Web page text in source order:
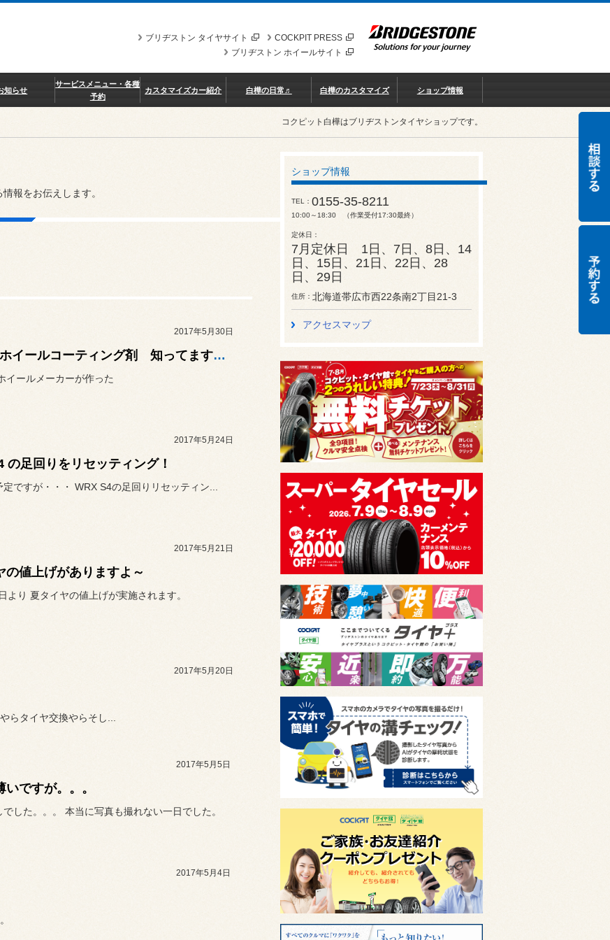
COCKPIT PRESS
ブリヂストン タイヤサイト
ブリヂストン ホイールサイト
知らせ
サービスメニュー・各種
予約
カスタマイズカー紹介 白樺の日常♬ 白樺のカスタマイズ ショップ情報
コクピット白樺はブリヂストンタイヤショップです。
報をお伝えします。
2017年5月30日
WORK ホイールコーティング剤 知ってますか～
イールメーカーが作った
2017年5月24日
の足回りをリセッティング！
ですが・・・ WRX S4の足回りリセッティン...
2017年5月21日
の値上げがありますよ～
より 夏タイヤの値上げが実施されます。
2017年5月20日
らタイヤ交換やらそし...
2017年5月5日
いですが。。。
した。。。 本当に写真も撮れない一日でした。
2017年5月4日
ショップ情報
TEL 0155-35-8211
10:00～18:30 （作業受付17:30最終）
定休日
7月定休日 1日、7日、8日、14
日、15日、21日、22日、28
日、29日
住所 北海道帯広市西22条南2丁目21-3
アクセスマップ